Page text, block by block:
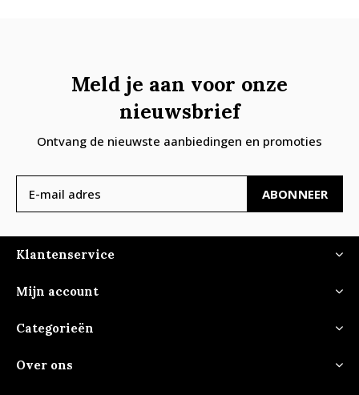
Meld je aan voor onze
nieuwsbrief
Ontvang de nieuwste aanbiedingen en promoties
ABONNEER
Klantenservice
Mijn account
Categorieën
Over ons